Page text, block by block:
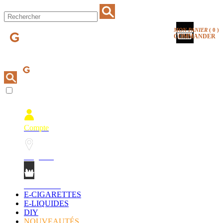
MON PANIER ( 0 )
COMMANDER
Compte
E-CIGARETTES
E-LIQUIDES
DIY
NOUVEAUTÉS